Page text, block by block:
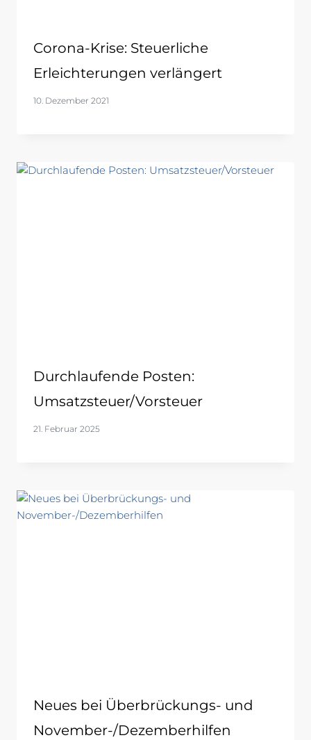
Corona-Krise: Steuerliche
Erleichterungen verlängert
10. Dezember 2021
Durchlaufende Posten:
Umsatzsteuer/Vorsteuer
21. Februar 2025
Neues bei Überbrückungs- und
November-/Dezemberhilfen